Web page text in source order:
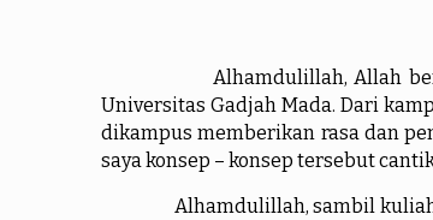
Alhamdulillah, Allah
Universitas Gadjah Mada. Dari
dikampus memberikan rasa dan
saya konsep – konsep tersebut
Alhamdulillah, sambil kuliah,